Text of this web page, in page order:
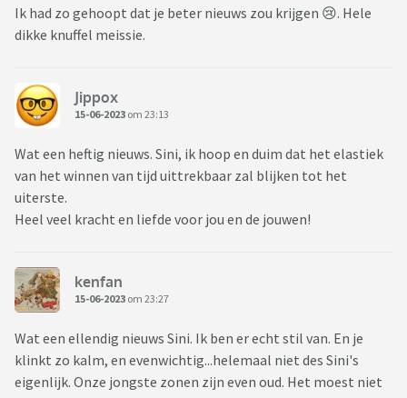
Ik had zo gehoopt dat je beter nieuws zou krijgen 😢. Hele
dikke knuffel meissie.
Jippox
15-06-2023 om 23:13
Wat een heftig nieuws. Sini, ik hoop en duim dat het elastiek
van het winnen van tijd uittrekbaar zal blijken tot het
uiterste.
Heel veel kracht en liefde voor jou en de jouwen!
kenfan
15-06-2023 om 23:27
Wat een ellendig nieuws Sini. Ik ben er echt stil van. En je
klinkt zo kalm, en evenwichtig...helemaal niet des Sini's
eigenlijk. Onze jongste zonen zijn even oud. Het moest niet